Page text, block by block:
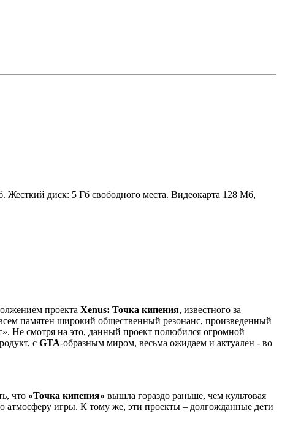
Жесткий диск: 5 Гб свободного места. Видеокарта 128 Мб,
проекта Xenus: Точка кипения, известного за
памятен широкий общественный резонанс, произведенный
Не смотря на это, данный проект полюбился огромной
с GTA-образным миром, весьма ожидаем и актуален - во
что «Точка кипения» вышла гораздо раньше, чем культовая
атмосферу игры. К тому же, эти проекты – долгожданные дети